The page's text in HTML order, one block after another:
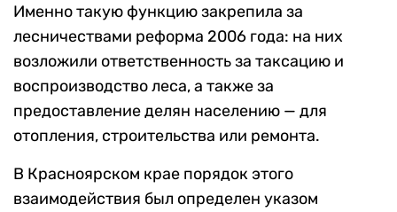
Именно такую функцию закрепила за
лесничествами реформа 2006 года: на них
возложили ответственность за таксацию и
воспроизводство леса, а также за
предоставление делян населению — для
отопления, строительства или ремонта.
В Красноярском крае порядок этого
взаимодействия был определен указом